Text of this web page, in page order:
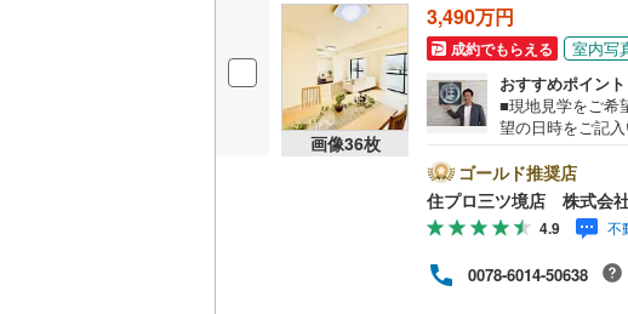
画像36枚
3,490万円
成約でもらえる 室内写
おすすめポイント
■現地見学をご希
望の日時をご記
す！最新物件情
軽にお問合せ下さい！ -------------- 弊社独自
ファイナンシャ
シャルプラン提
多い【定年時の
険】【13年間も
住宅を買った後
ゴールド推奨店
住プロ三ツ境店 株式会
4.9 不
0078-6014-50638
中郡大磯町
足柄上郡大井町(0)
足柄上郡開成町(0)
立地
最寄りの駅が始発駅
共用施設
コンシェルジュサー
設備
床暖房（ 4）